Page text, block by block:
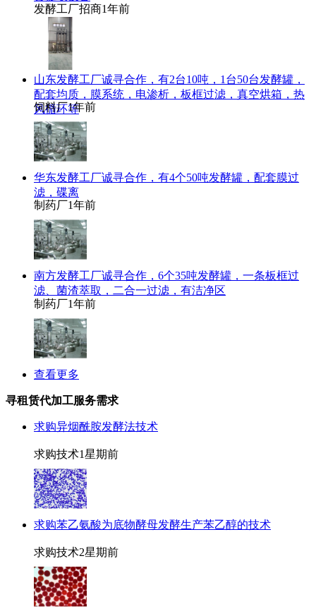
发酵工厂招商1年前
山东发酵工厂诚寻合作，有2台10吨，1台50台发酵罐，
配套均质，膜系统，电渗析，板框过滤，真空烘箱，热
风循环等
饲料厂1年前
华东发酵工厂诚寻合作，有4个50吨发酵罐，配套膜过
滤，碟离
制药厂1年前
南方发酵工厂诚寻合作，6个35吨发酵罐，一条板框过
滤、菌渣萃取，二合一过滤，有洁净区
制药厂1年前
查看更多
寻租赁代加工服务需求
求购异烟酰胺发酵法技术
求购技术1星期前
求购苯乙氨酸为底物酵母发酵生产苯乙醇的技术
求购技术2星期前